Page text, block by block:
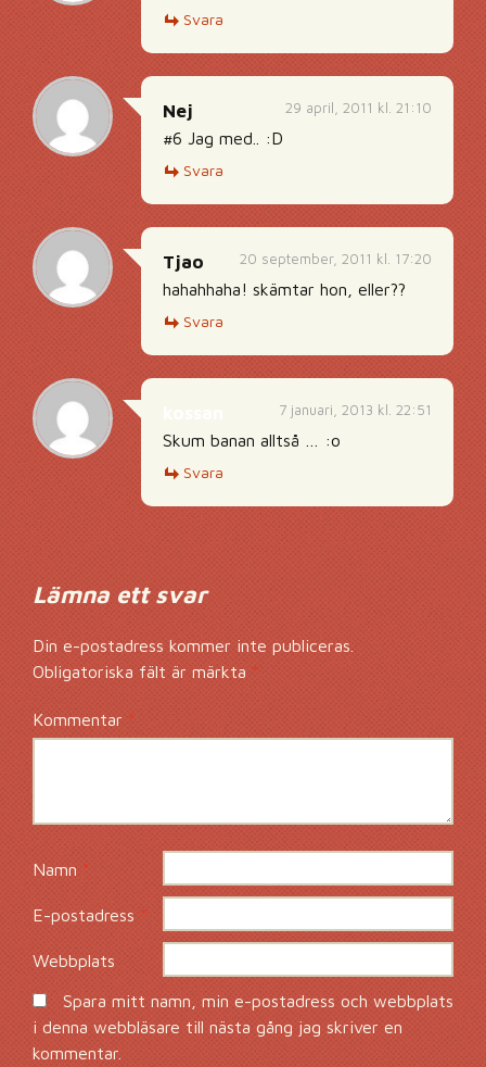
Svara
29 april, 2011 kl. 21:10
Nej
#6 Jag med.. :D
Svara
20 september, 2011 kl. 17:20
Tjao
hahahhaha! skämtar hon, eller??
Svara
7 januari, 2013 kl. 22:51
Skum banan alltså … :o
Svara
Lämna ett svar
Din e-postadress kommer inte publiceras.
Obligatoriska fält är märkta*
Kommentar*
Namn *
E-postadress*
Webbplats
Spara mitt namn, min e-postadress och webbplats
i denna webbläsare till nästa gång jag skriver en
kommentar.